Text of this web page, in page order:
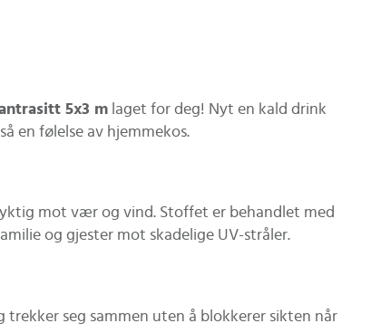
5x3 m laget for deg! Nyt en kald drink
en følelse av hjemmekos.
mot vær og vind. Stoffet er behandlet med
og gjester mot skadelige UV-stråler.
seg sammen uten å blokkerer sikten når